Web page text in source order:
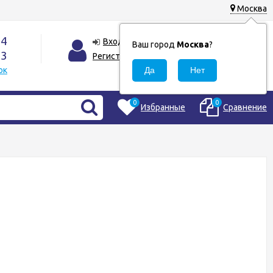
Москва
Ваш город Москва?
Вход
Регистрация
0 Избранные 0 Сравнение